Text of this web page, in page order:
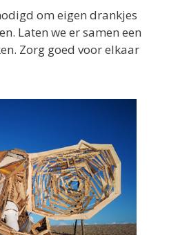
om eigen drankjes
Laten we er samen een
Zorg goed voor elkaar